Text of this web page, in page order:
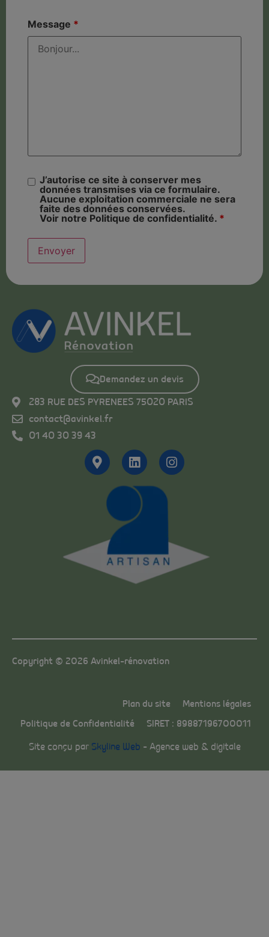
Message *
J’autorise ce site à conserver mes
données transmises via ce formulaire.
Aucune exploitation commerciale ne sera
faite des données conservées.
Voir notre Politique de confidentialité. *
Demandez un devis
283 RUE DES PYRENEES 75020 PARIS
contact@avinkel.fr
01 40 30 39 43
Copyright © 2026 Avinkel-rénovation
Plan du site
Mentions légales
Politique de Confidentialité
SIRET : 89887196700011
Site conçu par Skyline Web – Agence web & digitale